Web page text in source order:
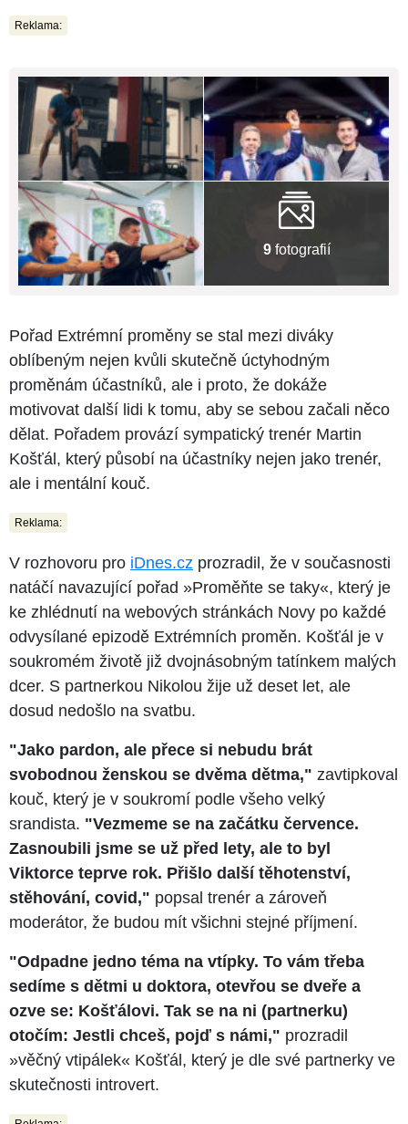
Reklama:
9fotografií
Pořad Extrémní proměny se stal mezi diváky
oblíbeným nejen kvůli skutečně úctyhodným
proměnám účastníků, ale i proto, že dokáže
motivovat další lidi k tomu, aby se sebou začali něco
dělat. Pořadem provází sympatický trenér Martin
Košťál, který působí na účastníky nejen jako trenér,
ale i mentální kouč.
Reklama:
V rozhovoru pro iDnes.cz prozradil, že v současnosti
natáčí navazující pořad »Proměňte se taky«, který je
ke zhlédnutí na webových stránkách Novy po každé
odvysílané epizodě Extrémních proměn. Košťál je v
soukromém životě již dvojnásobným tatínkem malých
dcer. S partnerkou Nikolou žije už deset let, ale
dosud nedošlo na svatbu.
"Jako pardon, ale přece si nebudu brát
svobodnou ženskou se dvěma dětma," zavtipkoval
kouč, který je v soukromí podle všeho velký
srandista. "Vezmeme se na začátku července.
Zasnoubili jsme se už před lety, ale to byl
Viktorce teprve rok. Přišlo další těhotenství,
stěhování, covid," popsal trenér a zároveň
moderátor, že budou mít všichni stejné příjmení.
"Odpadne jedno téma na vtípky. To vám třeba
sedíme s dětmi u doktora, otevřou se dveře a
ozve se: Košťálovi. Tak se na ni (partnerku)
otočím: Jestli chceš, pojď s námi," prozradil
»věčný vtipálek« Košťál, který je dle své partnerky ve
skutečnosti introvert.